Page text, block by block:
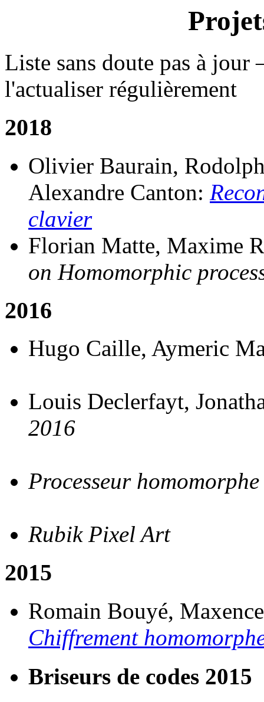
Liste sans doute pas à jour
l'actualiser régulièrement
2018
Olivier Baurain,
Alexandre Canton:
clavier
Florian Matte, Maxime
on Homomorphic
2016
Hugo Caille, Aymeric
Louis Declerfayt,
2016
Processeur homomorphe
Rubik Pixel Art
2015
Romain Bouyé,
Chiffrement
Briseurs de codes 2015